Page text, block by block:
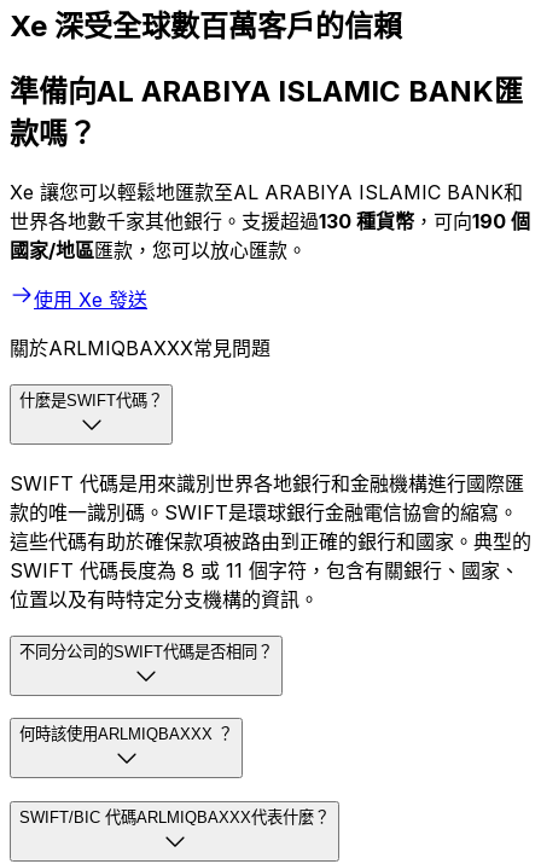
Xe 深受全球數百萬客戶的信賴
準備向AL ARABIYA ISLAMIC BANK匯
款嗎？
Xe 讓您可以輕鬆地匯款至AL ARABIYA ISLAMIC BANK和
世界各地數千家其他銀行。支援超過130 種貨幣 ，可向190 個
國家/地區匯款，您可以放心匯款。
使用 Xe 發送
關於ARLMIQBAXXX常見問題
什麼是SWIFT代碼？
SWIFT 代碼是用來識別世界各地銀行和金融機構進行國際匯
款的唯一識別碼。SWIFT是環球銀行金融電信協會的縮寫。
這些代碼有助於確保款項被路由到正確的銀行和國家。典型的
SWIFT 代碼長度為 8 或 11 個字符，包含有關銀行、國家、
位置以及有時特定分支機構的資訊。
不同分公司的SWIFT代碼是否相同？
何時該使用ARLMIQBAXXX ？
SWIFT/BIC 代碼ARLMIQBAXXX代表什麼？